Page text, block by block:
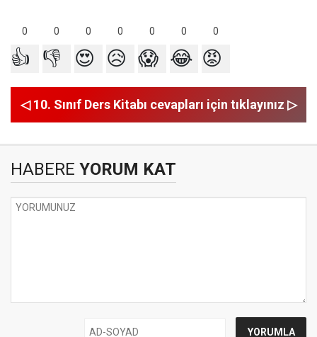
0 0 0 0 0 0 0
👍 👎 😍 😥 😱 😂 😡
◁ 10. Sınıf Ders Kitabı cevapları için tıklayınız ▷
HABERE YORUM KAT